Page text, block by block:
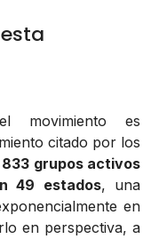
movimiento es
citado por los
833 grupos activos
49 estados, una
en
en perspectiva, a